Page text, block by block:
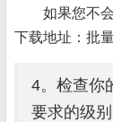
如果您不
下载地址：批
4。检查你
要求的级别